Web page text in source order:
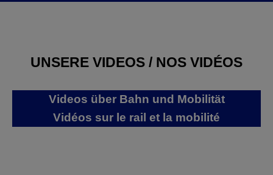
UNSERE VIDEOS / NOS VIDÉOS
Videos über Bahn und Mobilität
Vidéos sur le rail et la mobilité